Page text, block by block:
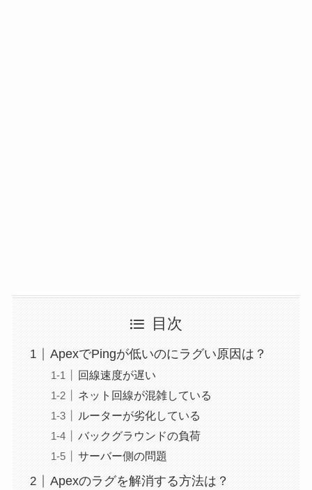
目次
ApexでPingが低いのにラグい原因は？
回線速度が遅い
ネット回線が混雑している
ルーターが劣化している
バックグラウンドの負荷
サーバー側の問題
Apexのラグを解消する方法は？